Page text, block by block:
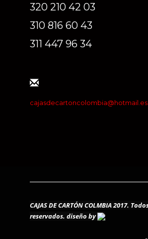
320 210 42 03
310 816 60 43
311 447 96 34
cajasdecartoncolombia@hotmail.es
CAJAS DE CARTÓN COLMBIA 2017.
reservados. diseño by